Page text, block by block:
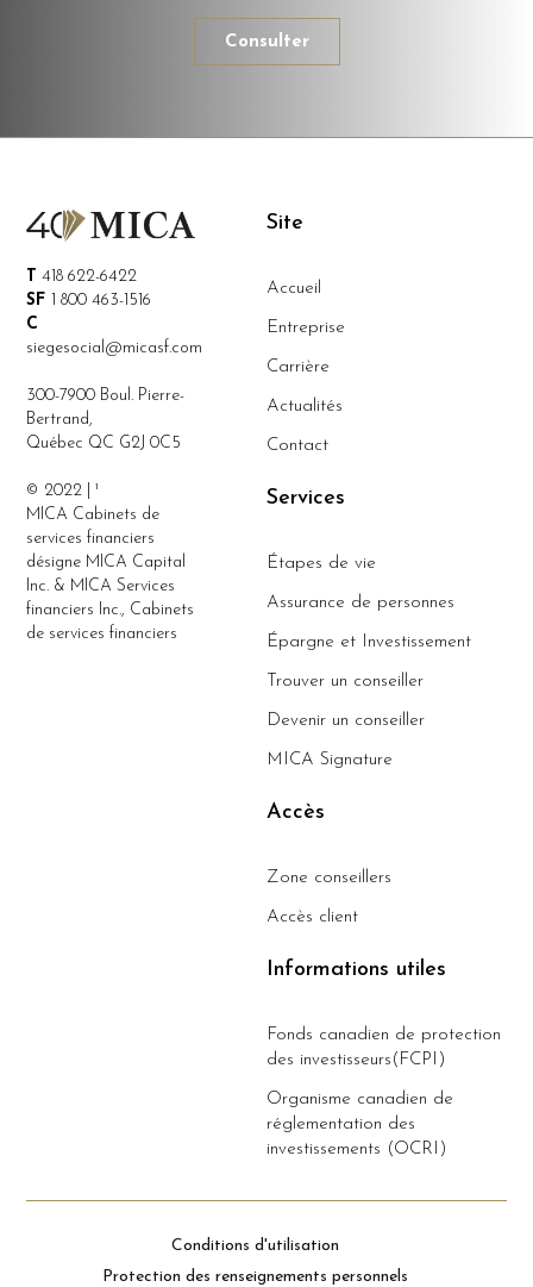
Consulter
T 418 622-6422
SF 1 800 463-1516
C
siegesocial@micasf.com
300-7900 Boul. Pierre-
Bertrand,
Québec QC G2J 0C5
© 2022 | ¹
MICA Cabinets de
services financiers
désigne MICA Capital
Inc. & MICA Services
financiers Inc., Cabinets
de services financiers
Site
Accueil
Entreprise
Carrière
Actualités
Contact
Services
Étapes de vie
Assurance de personnes
Épargne et Investissement
Trouver un conseiller
Devenir un conseiller
MICA Signature
Accès
Zone conseillers
Accès client
Informations utiles
Fonds canadien de protection
des investisseurs(FCPI)
Organisme canadien de
réglementation des
investissements (OCRI)
Conditions d'utilisation
Protection des renseignements personnels